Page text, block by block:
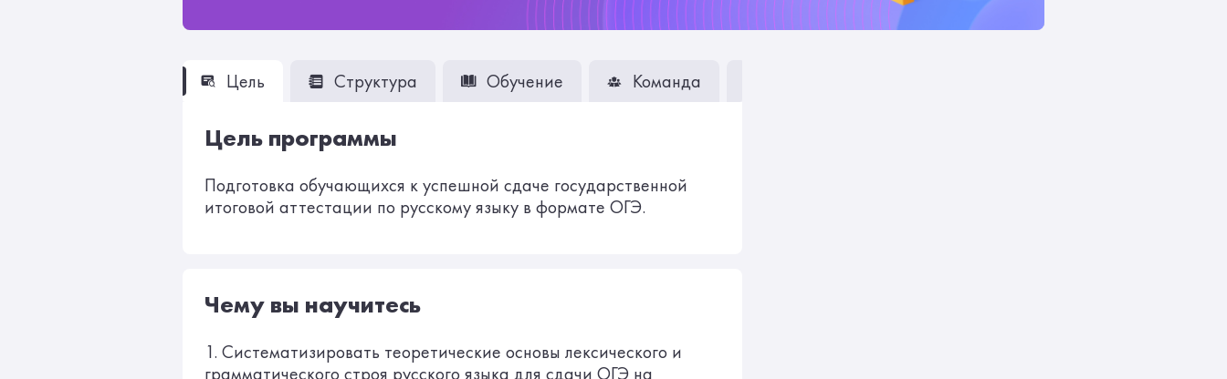
Цель Структура Обучение Команда
Цель программы
Подготовка обучающихся к успешной сдаче государственной
итоговой аттестации по русскому языку в формате ОГЭ.
Чему вы научитесь
1. Систематизировать теоретические основы лексического и
грамматического строя русского языка для сдачи ОГЭ на